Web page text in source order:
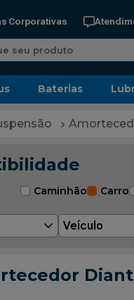
Corporativas
seu produto
Baterias
Caminhão Carro
Veículo